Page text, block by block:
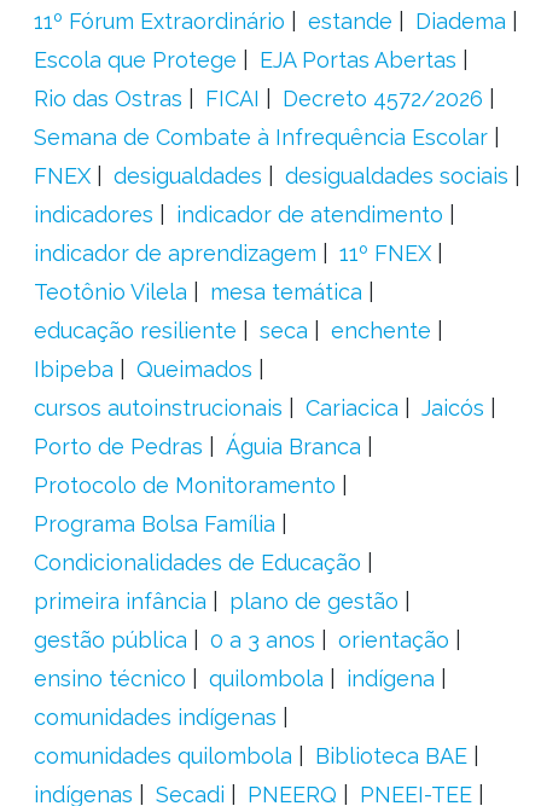
11º Fórum Extraordinário
estande
Diadema
Escola que Protege
EJA Portas Abertas
Rio das Ostras
FICAI
Decreto 4572/2026
Semana de Combate à Infrequência Escolar
FNEX
desigualdades
desigualdades sociais
indicadores
indicador de atendimento
indicador de aprendizagem
11º FNEX
Teotônio Vilela
mesa temática
educação resiliente
seca
enchente
Ibipeba
Queimados
cursos autoinstrucionais
Cariacica
Jaicós
Porto de Pedras
Águia Branca
Protocolo de Monitoramento
Programa Bolsa Família
Condicionalidades de Educação
primeira infância
plano de gestão
gestão pública
0 a 3 anos
orientação
ensino técnico
quilombola
indígena
comunidades indígenas
comunidades quilombola
Biblioteca BAE
indígenas
Secadi PNEERQ
PNEEI-TEE